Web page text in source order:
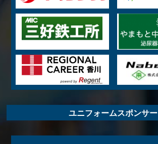
ユニフォームスポンサー